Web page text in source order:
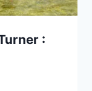
: